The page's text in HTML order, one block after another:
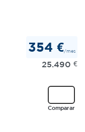
354 €/mes
25.490 €
Comparar